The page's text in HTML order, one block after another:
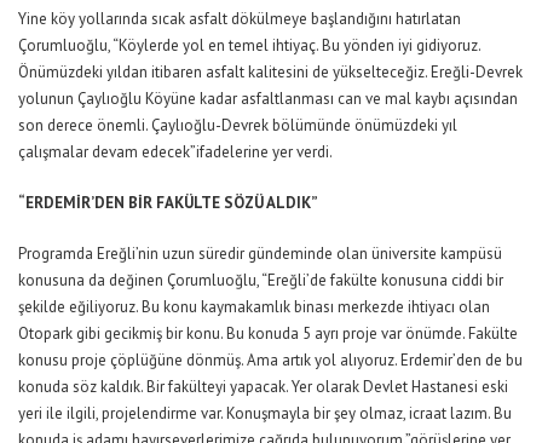
Yine köy yollarında sıcak asfalt dökülmeye başlandığını hatırlatan
Çorumluoğlu, “Köylerde yol en temel ihtiyaç. Bu yönden iyi gidiyoruz.
Önümüzdeki yıldan itibaren asfalt kalitesini de yükselteceğiz. Ereğli-Devrek
yolunun Çaylıoğlu Köyüne kadar asfaltlanması can ve mal kaybı açısından
son derece önemli. Çaylıoğlu-Devrek bölümünde önümüzdeki yıl
çalışmalar devam edecek”ifadelerine yer verdi.
“ERDEMİR’DEN BİR FAKÜLTE SÖZÜ ALDIK”
Programda Ereğli’nin uzun süredir gündeminde olan üniversite kampüsü
konusuna da değinen Çorumluoğlu, “Ereğli’de fakülte konusuna ciddi bir
şekilde eğiliyoruz. Bu konu kaymakamlık binası merkezde ihtiyacı olan
Otopark gibi gecikmiş bir konu. Bu konuda 5 ayrı proje var önümde. Fakülte
konusu proje çöplüğüne dönmüş. Ama artık yol alıyoruz. Erdemir’den de bu
konuda söz kaldık. Bir fakülteyi yapacak. Yer olarak Devlet Hastanesi eski
yeri ile ilgili, projelendirme var. Konuşmayla bir şey olmaz, icraat lazım. Bu